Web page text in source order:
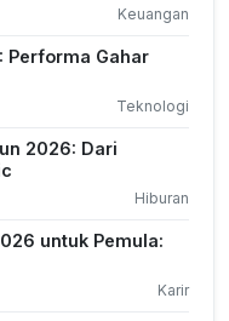
Keuangan
Performa Gahar
Teknologi
2026: Dari
Hiburan
untuk Pemula:
Karir